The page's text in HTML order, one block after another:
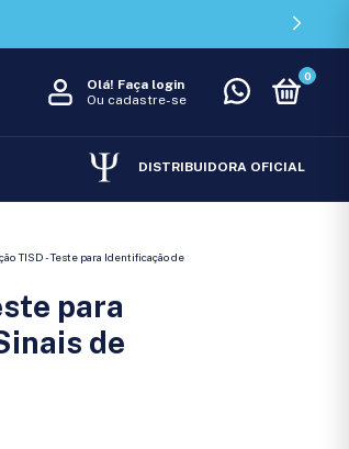
CHEGOU 12X SEM JUROS PARA VOCÊ NÃO DEIXAR
Olá! Faça login
Ou cadastre-se
0
DISTRIBUIDORA OFICIAL
TISD - Teste para Identificação de
para
de